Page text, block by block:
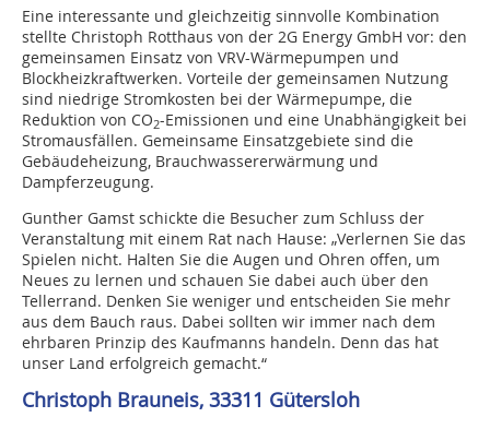
Eine interessante und gleichzeitig sinnvolle Kombination
stellte Christoph Rotthaus von der 2G Energy GmbH vor: den
gemeinsamen Einsatz von VRV-Wärmepumpen und
Blockheizkraftwerken. Vorteile der gemeinsamen Nutzung
sind niedrige Stromkosten bei der Wärmepumpe, die
Reduktion von CO2-Emissionen und eine Unabhängigkeit bei
Stromausfällen. Gemeinsame Einsatzgebiete sind die
Gebäudeheizung, Brauchwassererwärmung und
Dampferzeugung.
Gunther Gamst schickte die Besucher zum Schluss der
Veranstaltung mit einem Rat nach Hause: „Verlernen Sie das
Spielen nicht. Halten Sie die Augen und Ohren offen, um
Neues zu lernen und schauen Sie dabei auch über den
Tellerrand. Denken Sie weniger und entscheiden Sie mehr
aus dem Bauch raus. Dabei sollten wir immer nach dem
ehrbaren Prinzip des Kaufmanns handeln. Denn das hat
unser Land erfolgreich gemacht.“
Christoph Brauneis, 33311 Gütersloh